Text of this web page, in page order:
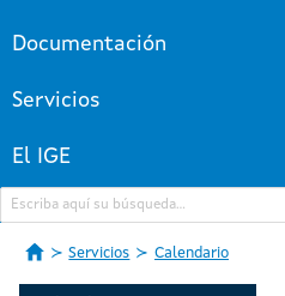
Documentación
Servicios
El IGE
Servicios Calendario